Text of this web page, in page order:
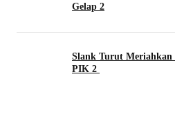
Gelap 2
Slank Turut Meriahkan
PIK 2